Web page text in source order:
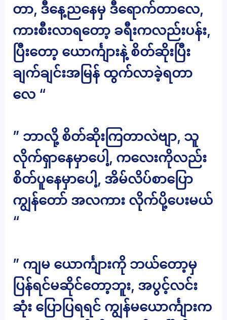
တာ, ဒီနေ့ညနေမှ ဒီရောက်တာလေ,
ကားစီးလာရတော့ ခရီးကလည်းပန်း,
ပြီးတော့ ယောင်္ကျားနဲ့ စိတ်ဆိုးပြီး
ချက်ချင်းအမြန် ထွက်လာခဲ့ရတာ
လေ “
” ဘာလို့ စိတ်ဆိုးကြတာလဲဗျာ, သူ
လိုက်ရှာနေမှာပေါ့, ကလေးကိုလည်း
စိတ်ပူနေမှာပေါ့, အိမ်လိပ်စာပြော
ကျွန်တော် အလကား လိုက်ပို့ပေးမယ်
“
” ကျမ ယောင်္ကျားကို ဘယ်တော့မှ
ပြန်ရင်မဆိုင်တော့ဘူး, အပွင့်လင်း
ဆုံး ပြောပြရရင် ကျွန်မယောင်္ကျားက